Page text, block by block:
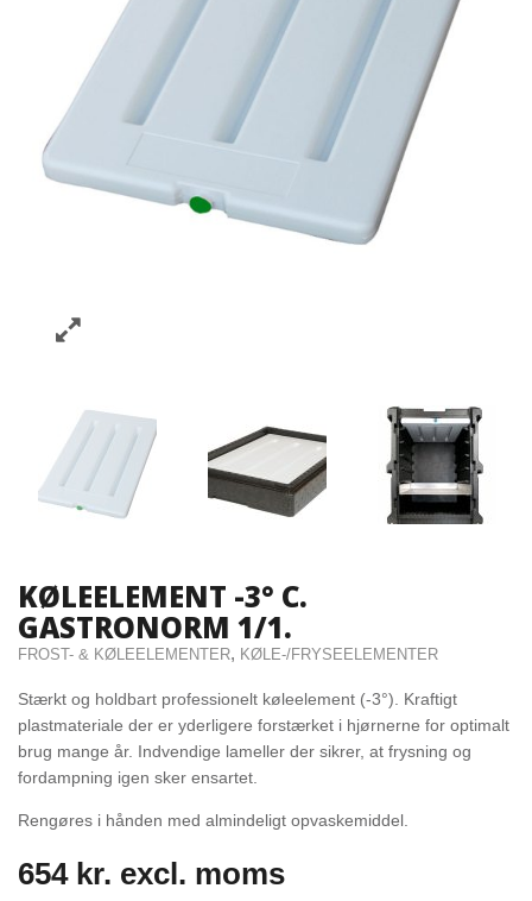
KØLEELEMENT -3° C.
GASTRONORM 1/1.
FROST- & KØLEELEMENTER, KØLE-/FRYSEELEMENTER
Stærkt og holdbart professionelt køleelement (-3°). Kraftigt
plastmateriale der er yderligere forstærket i hjørnerne for optimalt
brug mange år. Indvendige lameller der sikrer, at frysning og
fordampning igen sker ensartet.
Rengøres i hånden med almindeligt opvaskemiddel.
654 kr. excl. moms